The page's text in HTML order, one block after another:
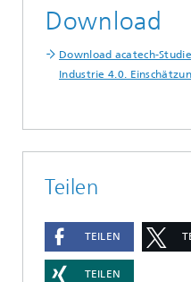
Download
Download acatech-
Industrie 4.0.
Teilen
TEILEN
TEILEN